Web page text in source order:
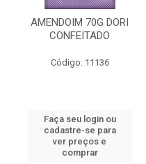
AMENDOIM 70G DORI
CONFEITADO
Código: 11136
Faça seu login ou
cadastre-se para
ver preços e
comprar